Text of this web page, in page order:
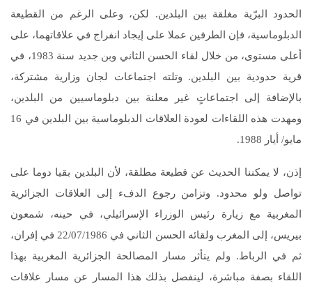
الحدود البرّية مغلقة بين البلدين. لكن، وعلى الرغم من القطيعة
الدبلوماسية، فإن الطرفين عملا على إيجاد انفراج في علاقاتهما، على
أعلى مستوى، من خلال لقاء الحسن الثاني وبن جديد سنة 1983، في
قرية حدودية بين البلدين. وتلته اجتماعات لجان وزارية مشتركة،
بالإضافة إلى اجتماعاتٍ غير معلنة بين دبلوماسيين من البلدين،
ومهدت هذه اللقاءات لعودة العلاقات الدبلوماسية بين البلدين في 16
مايو/ أيار 1988.
إذن، لا يمكننا الحديث عن قطيعة مطلقة، لأن البلدين بقيا دوما على
تواصل ولو محدود. وتزامن رجوع الدفء إلى العلاقات الجزائرية
المغربية مع زيارة رئيس الوزراء الإسرائيلي، في حينه، شمعون
بيريس، إلى المغرب ولقائه الحسن الثاني في 22/07/1986 في إفران،
ثم في الرباط. ولم يتأثر مسار المصالحة الجزائرية المغربية بهذا
اللقاء بصفة مباشرة، لينفصل بذلك هذا المسار عن مسار علاقات